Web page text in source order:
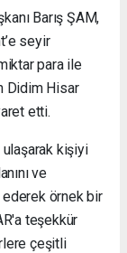
Barış ŞAM,
seyir
para ile
Didim Hisar
etti.
kişiyi
ve
ederek örnek bir
teşekkür
çeşitli